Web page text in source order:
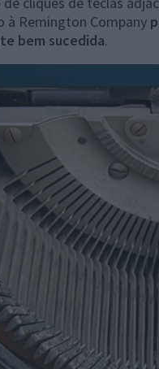
à Remington Company
bem sucedida.